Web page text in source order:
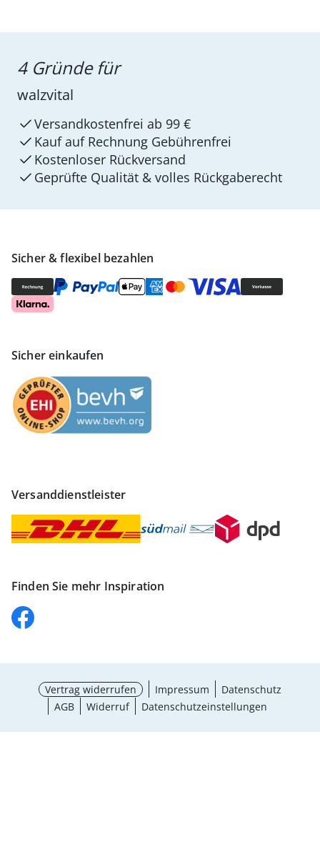
Sicher & flexibel bezahlen
Sicher einkaufen
Versanddienstleister
Finden Sie mehr Inspiration
4 Gründe für
walzvital
Versandkostenfrei ab 99 €
Kauf auf Rechnung Gebührenfrei
Kostenloser Rückversand
Geprüfte Qualität & volles Rückgaberecht
Vertrag widerrufen Impressum
Datenschutz
AGB
Widerruf Datenschutzeinstellungen